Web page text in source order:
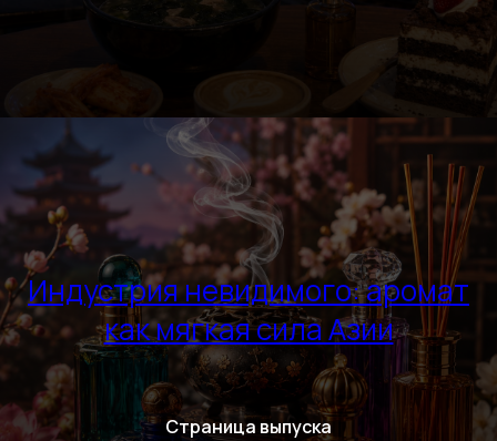
Индустрия невидимого: аромат
как мягкая сила Азии
Страница выпуска